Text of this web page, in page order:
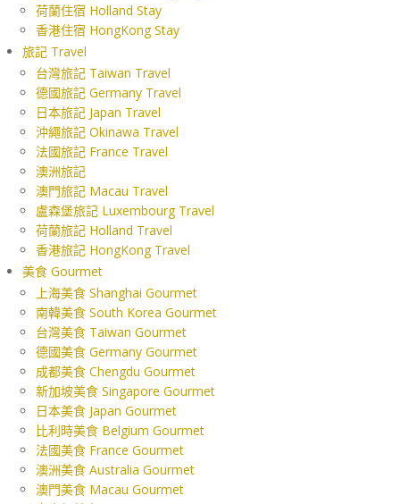
荷蘭住宿 Holland Stay
香港住宿 HongKong Stay
旅記 Travel
台灣旅記 Taiwan Travel
德國旅記 Germany Travel
日本旅記 Japan Travel
沖繩旅記 Okinawa Travel
法國旅記 France Travel
澳洲旅記
澳門旅記 Macau Travel
盧森堡旅記 Luxembourg Travel
荷蘭旅記 Holland Travel
香港旅記 HongKong Travel
美食 Gourmet
上海美食 Shanghai Gourmet
南韓美食 South Korea Gourmet
台灣美食 Taiwan Gourmet
德國美食 Germany Gourmet
成都美食 Chengdu Gourmet
新加坡美食 Singapore Gourmet
日本美食 Japan Gourmet
比利時美食 Belgium Gourmet
法國美食 France Gourmet
澳洲美食 Australia Gourmet
澳門美食 Macau Gourmet